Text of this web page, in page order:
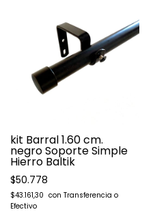
kit Barral 1.60 cm.
negro Soporte Simple
Hierro Baltik
$50.778
$43.161,30